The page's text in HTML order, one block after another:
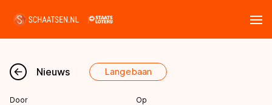
Nieuws
Nieuws Langebaan
Door Op